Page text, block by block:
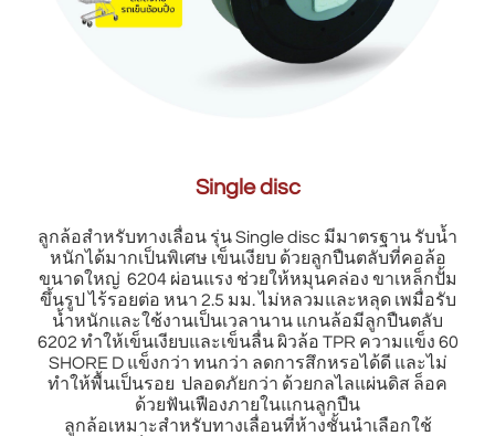
Single disc
ลูกล้อสำหรับทางเลื่อน รุ่น Single disc มีมาตรฐาน รับน้ำ
หนักได้มากเป็นพิเศษ เข็นเงียบ ด้วยลูกปืนตลับที่คอล้อ
ขนาดใหญ่ 6204 ผ่อนแรง ช่วยให้หมุนคล่อง ขาเหล็กปั้ม
ขึ้นรูป ไร้รอยต่อ หนา 2.5 มม. ไม่หลวมและหลุด เพมื่อรับ
น้ำหนักและใช้งานเป็นเวลานาน แกนล้อมีลูกปืนตลับ
6202 ทำให้เข็นเงียบและเข็นลื่น ผิวล้อ TPR ความแข็ง 60
SHORE D แข็งกว่า ทนกว่า ลดการสึกหรอได้ดี และไม่
ทำให้พื้นเป็นรอย ปลอดภัยกว่า ด้วยกลไลแผ่นดิส ล็อค
ด้วยฟันเฟืองภายในแกนลูกปืน
ลูกล้อเหมาะสำหรับทางเลื่อนที่ห้างชั้นนำเลือกใช้